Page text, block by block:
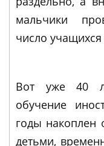
мальчики
число учащихся
Вот уже 40
обучение
годы накоплен
детьми,